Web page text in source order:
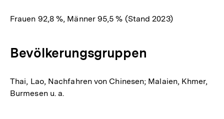
Frauen 92,8 %, Männer 95,5 % (Stand 2023)
Bevölkerungsgruppen
Thai, Lao, Nachfahren von Chinesen; Malaien, Khmer,
Burmesen u. a.